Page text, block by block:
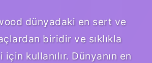
dünyadaki en sert ve
biridir ve sıklıkla
kullanılır. Dünyanın en